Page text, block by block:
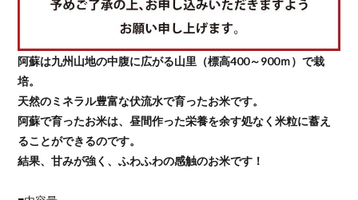
阿蘇は九州山地の中腹に広がる山里（標高400～900ｍ）で栽
培。
天然のミネラル豊富な伏流水で育ったお米です。
阿蘇で育ったお米は、昼間作った栄養を余す処なく米粒に蓄え
ることができるのです。
結果、甘みが強く、ふわふわの感触のお米です！